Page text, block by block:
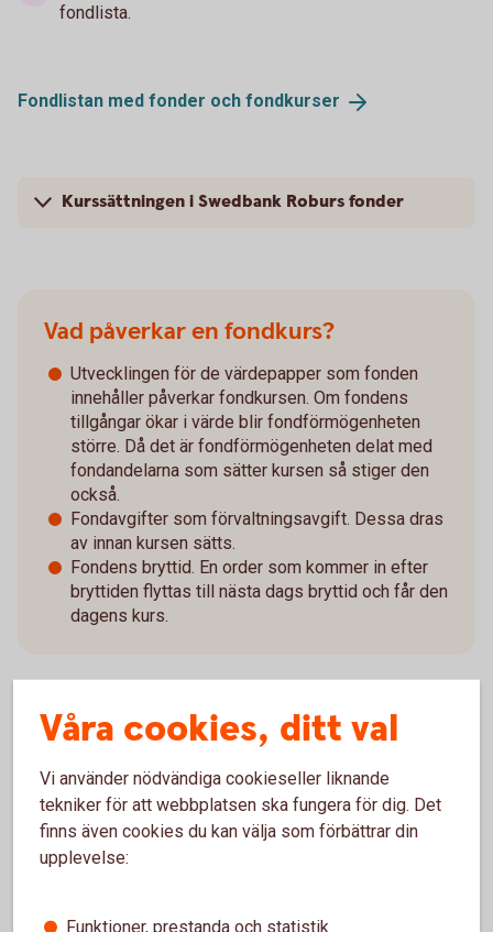
fondlista.
Fondlistan med fonder och fondkurser
Kurssättningen i Swedbank Roburs fonder
Vad påverkar en fondkurs?
Utvecklingen för de värdepapper som fonden
innehåller påverkar fondkursen. Om fondens
tillgångar ökar i värde blir fondförmögenheten
större. Då det är fondförmögenheten delat med
fondandelarna som sätter kursen så stiger den
också.
Fondavgifter som förvaltningsavgift. Dessa dras
av innan kursen sätts.
Fondens bryttid. En order som kommer in efter
bryttiden flyttas till nästa dags bryttid och får den
dagens kurs.
När uppdateras fonder och NAV-
kurs?
Bryttiden kan variera
Våra cookies, ditt val
Vi använder nödvändiga cookieseller liknande
tekniker för att webbplatsen ska fungera för dig. Det
finns även cookies du kan välja som förbättrar din
upplevelse:
Funktioner, prestanda och statistik